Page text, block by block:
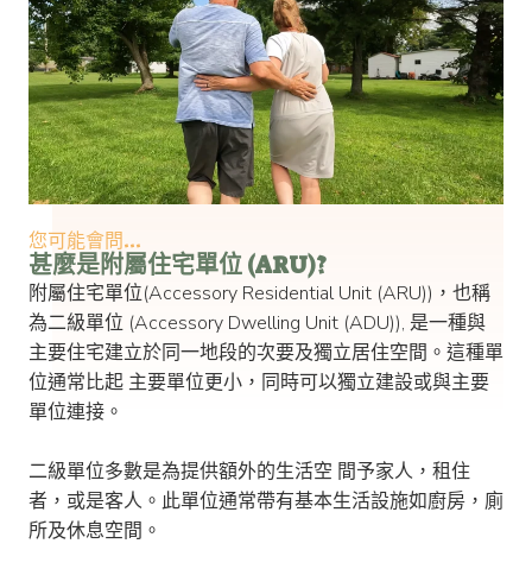
您可能會問...
甚麼是附屬住宅單位 (ARU)? ​
附屬住宅單位(Accessory Residential Unit (ARU))，也稱
為二級單位 (Accessory Dwelling Unit (ADU)), 是一種與
主要住宅建立於同一地段的次要及獨立居住空間。這種單
位通常比起 主要單位更小，同時可以獨立建設或與主要
單位連接。
二級單位多數是為提供額外的生活空 間予家人，租住
者，或是客人。此單位通常帶有基本生活設施如廚房，廁
所及休息空間。